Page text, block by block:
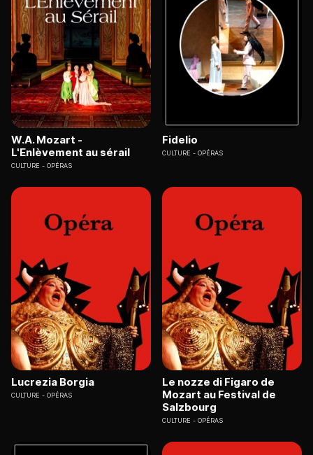
W.A. Mozart -
L'Enlèvement au sérail
CULTURE OPÉRAS
Fidelio
CULTURE OPÉRAS
Lucrezia Borgia
CULTURE OPÉRAS
Le nozze di Figaro de
Mozart au Festival de
Salzbourg
CULTURE OPÉRAS